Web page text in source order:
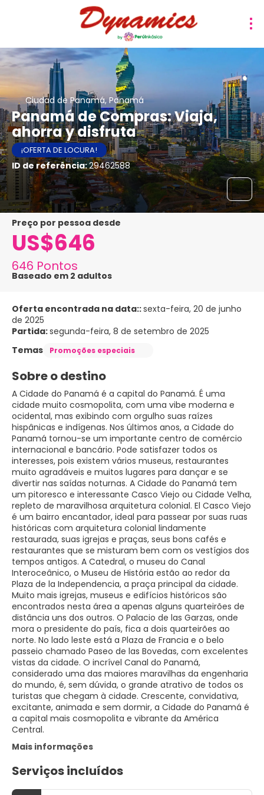
Ciudad de Panamá, Panamá
Panamá de Compras: Viaja,
ahorra y disfruta
¡OFERTA DE LOCURA!
ID de referência:29462588
preço por pessoa desde
US$646
646 Pontos
Baseado em 2 adultos
Oferta encontrada na data::sexta-feira, 20 de junho
de 2025
Partida:segunda-feira, 8 de setembro de 2025
Temas
Promoções especiais
Sobre o destino
A Cidade do Panamá é a capital do Panamá. É uma
cidade muito cosmopolita, com uma vibe moderna e
ocidental, mas exibindo com orgulho suas raízes
hispânicas e indígenas. Nos últimos anos, a Cidade do
Panamá tornou-se um importante centro de comércio
internacional e bancário. Pode satisfazer todos os
interesses, pois existem vários museus, restaurantes
muito agradáveis e muitos lugares para dançar e se
divertir nas saídas noturnas. A Cidade do Panamá tem
um pitoresco e interessante Casco Viejo ou Cidade Velha,
repleto de maravilhosa arquitetura colonial. El Casco Viejo
é um bairro encantador, ideal para passear por suas ruas
históricas com arquitetura colonial lindamente
restaurada, suas igrejas e praças, seus bons cafés e
restaurantes que se misturam bem com os vestígios dos
tempos antigos. A Catedral, o museu do Canal
Interoceânico, o Museu de História estão ao redor da
Plaza de la Independencia, a praça principal da cidade.
Muito mais igrejas, museus e edifícios históricos são
encontrados nesta área a apenas alguns quarteirões de
distância uns dos outros. O Palacio de las Garzas, onde
mora o presidente do país, fica a dois quarteirões ao
norte. No lado leste está a Plaza de Francia e o belo
passeio chamado Paseo de las Bovedas, com excelentes
vistas da cidade. O incrível Canal do Panamá,
considerado uma das maiores maravilhas da engenharia
do mundo, é, sem dúvida, o grande atrativo de todos os
turistas que chegam à cidade. Crescente, convidativa,
excitante, animada e sem dormir, a Cidade do Panamá é
a capital mais cosmopolita e vibrante da América
Central.
Mais informações
Serviços incluídos